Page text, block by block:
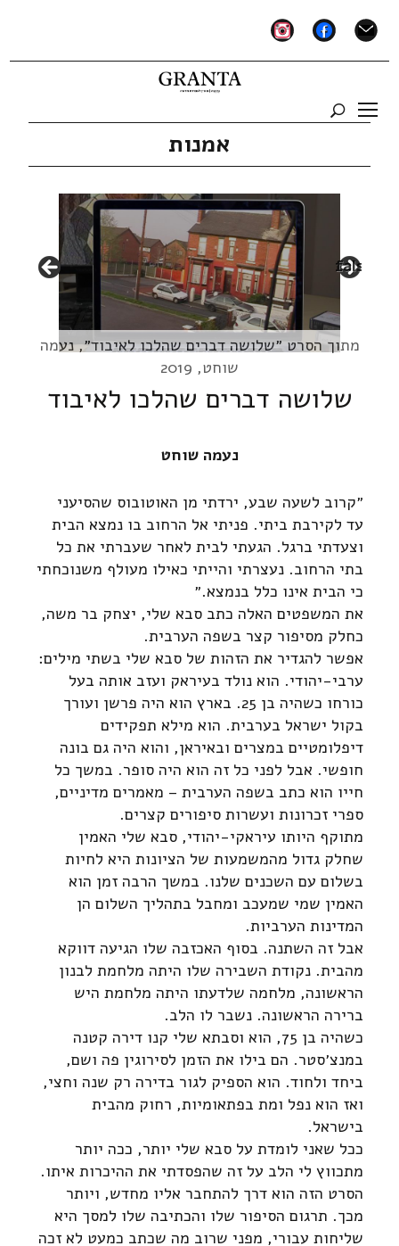
mail
facebook
instagram
אמנות
מתוך הסרט ״שלושה דברים שהלכו לאיבוד״, נעמה
שוחט, 2019
false
שלושה דברים שהלכו לאיבוד
נעמה שוחט
״קרוב לשעה שבע, ירדתי מן האוטובוס שהסיעני
עד לקירבת ביתי. פניתי אל הרחוב בו נמצא הבית
וצעדתי ברגל. הגעתי לבית לאחר שעברתי את כל
בתי הרחוב. נעצרתי והייתי כאילו מעולף משנוכחתי
כי הבית אינו כלל בנמצא.״
את המשפטים האלה כתב סבא שלי, יצחק בר משה,
כחלק מסיפור קצר בשפה הערבית.
אפשר להגדיר את הזהות של סבא שלי בשתי מילים:
ערבי-יהודי. הוא נולד בעיראק ועזב אותה בעל
כורחו כשהיה בן 25. בארץ הוא היה פרשן ועורך
בקול ישראל בערבית. הוא מילא תפקידים
דיפלומטיים במצרים ובאיראן, והוא היה גם בונה
חופשי. אבל לפני כל זה הוא היה סופר. במשך כל
חייו הוא כתב בשפה הערבית – מאמרים מדיניים,
ספרי זכרונות ועשרות סיפורים קצרים.
מתוקף היותו עיראקי-יהודי, סבא שלי האמין
שחלק גדול מהמשמעות של הציונות היא לחיות
בשלום עם השכנים שלנו. במשך הרבה זמן הוא
האמין שמי שמעכב ומחבל בתהליך השלום הן
המדינות הערביות.
אבל זה השתנה. בסוף האכזבה שלו הגיעה דווקא
מהבית. נקודת השבירה שלו היתה מלחמת לבנון
הראשונה, מלחמה שלדעתו היתה מלחמת היש
ברירה הראשונה. נשבר לו הלב.
כשהיה בן 75, הוא וסבתא שלי קנו דירה קטנה
במנצ׳סטר. הם בילו את הזמן לסירוגין פה ושם,
ביחד ולחוד. הוא הספיק לגור בדירה רק שנה וחצי,
ואז הוא נפל ומת בפתאומיות, רחוק מהבית
בישראל.
ככל שאני לומדת על סבא שלי יותר, ככה יותר
מתכווץ לי הלב על זה שהפסדתי את ההיכרות איתו.
הסרט הזה הוא דרך להתחבר אליו מחדש, ויותר
מכך. תרגום הסיפור שלו והכתיבה שלו למסך היא
שליחות עבורי, מפני שרוב מה שכתב כמעט לא זכה